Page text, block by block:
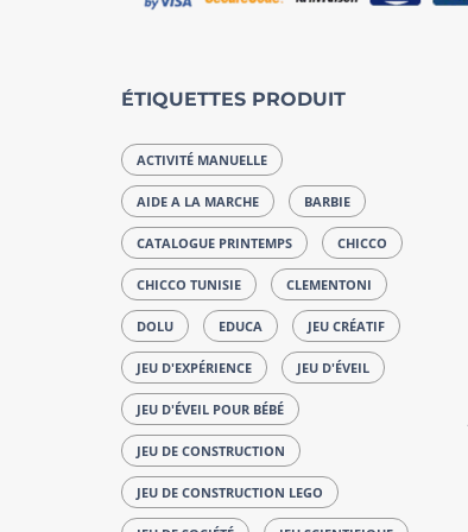
ÉTIQUETTES PRODUIT
ACTIVITÉ MANUELLE
AIDE A LA MARCHE BARBIE
CATALOGUE PRINTEMPS CHICCO
CHICCO TUNISIE CLEMENTONI
DOLU EDUCA JEU CRÉATIF
JEU D'EXPÉRIENCE JEU D'ÉVEIL
JEU D'ÉVEIL POUR BÉBÉ
JEU DE CONSTRUCTION
JEU DE CONSTRUCTION LEGO